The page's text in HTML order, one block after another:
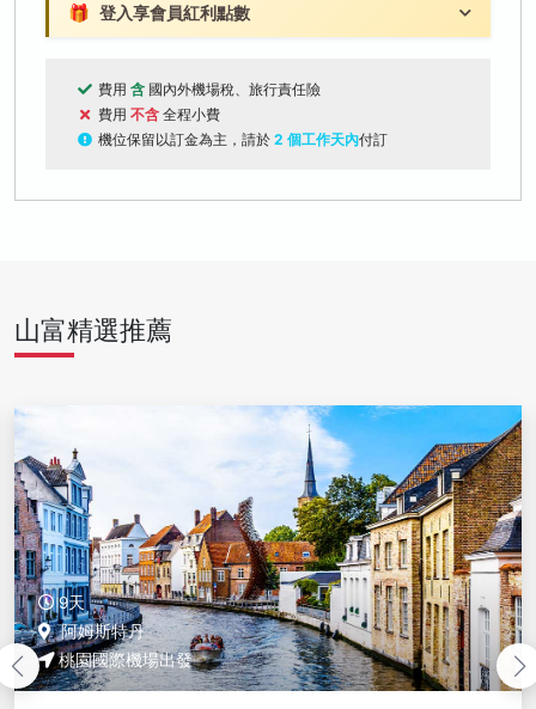
🎁 登入享會員紅利點數
費用 含 國內外機場稅、旅行責任險
費用 不含 全程小費
機位保留以訂金為主，請於 2 個工作天內付訂
山富精選推薦
9天
阿姆斯特丹
桃園國際機場出發